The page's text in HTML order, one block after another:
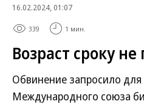
16.02.2024, 01:07
339 1 мин.
Возраст сроку
Обвинение запросило
Международного союза